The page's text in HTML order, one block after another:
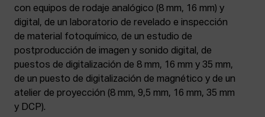
con equipos de rodaje analógico (8 mm, 16 mm) y
digital, de un laboratorio de revelado e inspección
de material fotoquímico, de un estudio de
postproducción de imagen y sonido digital, de
puestos de digitalización de 8 mm, 16 mm y 35 mm,
de un puesto de digitalización de magnético y de un
atelier de proyección (8 mm, 9,5 mm, 16 mm, 35 mm
y DCP).